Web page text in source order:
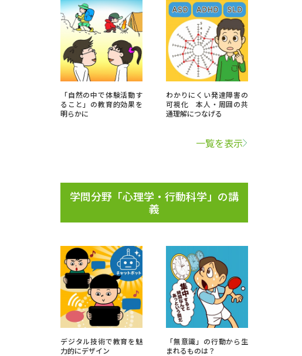
先輩が入学を決めた理由
新生活お役立ちガイド
学問の教科書 夢ナビライブ
このサイトについて
受付内容・発送状況の確認 テレメール
お支払いサイト
お問合せ先 テレメール進学カタログ訂正のご案内
「自然の中で体験活動す
ること」の教育的効果を
明らかに
わかりにくい発達障害の
可視化 本人・周囲の共
通理解につなげる
一覧を表示
学問分野「心理学・行動科学」の講
義
デジタル技術で教育を魅
力的にデザイン
「無意識」の行動から生
まれるものは？